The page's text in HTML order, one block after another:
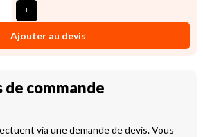
Ajouter au devis
commande
via une demande de devis. Vous